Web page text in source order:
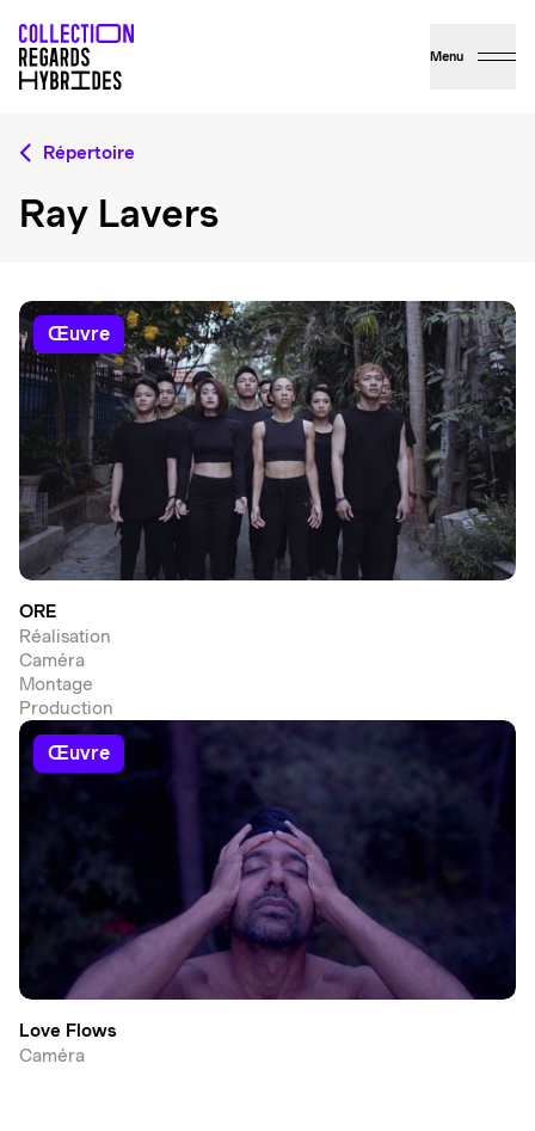
Menu
Répertoire
Ray Lavers
œuvre
ORE
Réalisation
Caméra
Montage
Production
œuvre
Love Flows
Caméra